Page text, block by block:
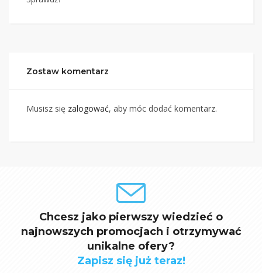
Zostaw komentarz
Musisz się zalogować, aby móc dodać komentarz.
Chcesz jako pierwszy wiedzieć o
najnowszych promocjach i otrzymywać
unikalne ofery?
Zapisz się już teraz!